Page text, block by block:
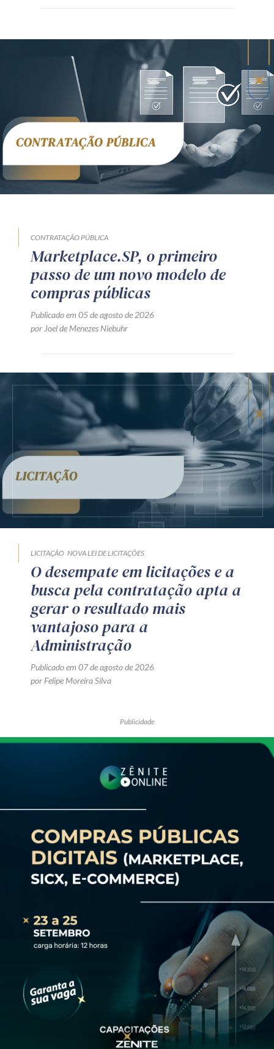
CONTRATAÇÃO PÚBLICA
Marketplace.SP, o primeiro
passo de um novo modelo de
compras públicas
Publicado em 05 de agosto de 2026
por Joel de Menezes Niebuhr
LICITAÇÃO NOVA LEI DE LICITAÇÕES
O desempate em licitações e a
busca pela contratação apta a
gerar o resultado mais
vantajoso para a
Administração
Publicado em 07 de agosto de 2026
por Felipe Moreira Silva
Publicidade